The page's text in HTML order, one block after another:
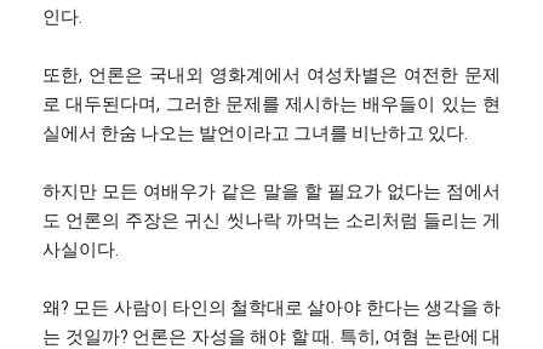
인다.
또한, 언론은 국내외 영화계에서 여성차별은 여전한 문제
로 대두된다며, 그러한 문제를 제시하는 배우들이 있는 현
실에서 한숨 나오는 발언이라고 그녀를 비난하고 있다.
하지만 모든 여배우가 같은 말을 할 필요가 없다는 점에서
도 언론의 주장은 귀신 씻나락 까먹는 소리처럼 들리는 게
사실이다.
왜? 모든 사람이 타인의 철학대로 살아야 한다는 생각을 하
는 것일까? 언론은 자성을 해야 할 때. 특히, 여혐 논란에 대